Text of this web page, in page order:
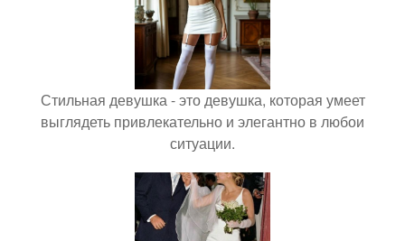
Стильная девушка - это девушка, которая умеет
выглядеть привлекательно и элегантно в любои
ситуации.